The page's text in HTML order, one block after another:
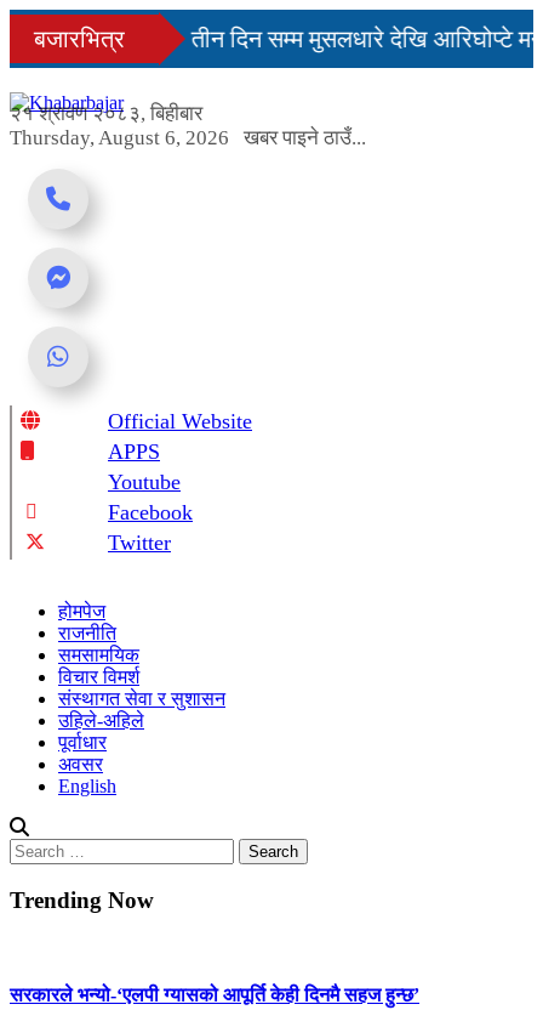
Skip
content
बजारभित्र
सहज हुन्छ’
तीन दिन सम्म मुसलधारे देखि आरिघोप्टे
२१ श्रावण २०८३, बिहीबार
Thursday, August 6, 2026
खबर पाइने ठाउँ...
Online News Portal
Official Website
APPS
Youtube
Facebook
Twitter
होमपेज
राजनीति
समसामयिक
विचार विमर्श
संस्थागत सेवा र सुशासन
उहिले-अहिले
पूर्वाधार
अवसर
English
Search
for:
Trending Now
सरकारले भन्यो-‘एलपी ग्यासको आपूर्ति केही दिनमै सहज हुन्छ’